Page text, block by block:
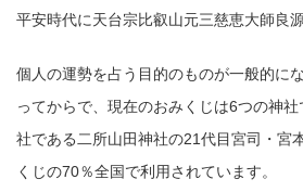
平安時代に天台宗比叡山元三慈恵大師良
個人の運勢を占う目的のものが一般的に
ってからで、現在のおみくじは6つの神
社である二所山田神社の21代目宮司・宮
くじの70％全国で利用されています。